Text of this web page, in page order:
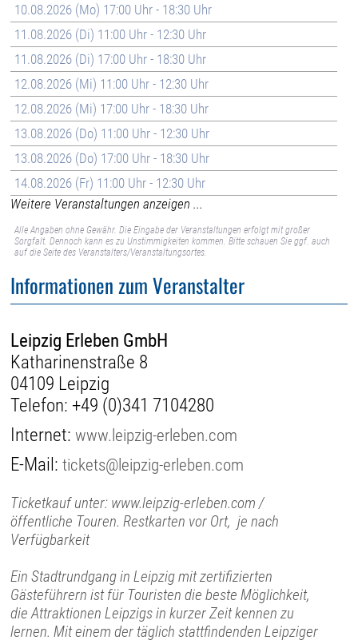
10.08.2026 (Mo) 17:00 Uhr - 18:30 Uhr
11.08.2026 (Di) 11:00 Uhr - 12:30 Uhr
11.08.2026 (Di) 17:00 Uhr - 18:30 Uhr
12.08.2026 (Mi) 11:00 Uhr - 12:30 Uhr
12.08.2026 (Mi) 17:00 Uhr - 18:30 Uhr
13.08.2026 (Do) 11:00 Uhr - 12:30 Uhr
13.08.2026 (Do) 17:00 Uhr - 18:30 Uhr
14.08.2026 (Fr) 11:00 Uhr - 12:30 Uhr
Weitere Veranstaltungen anzeigen ...
Alle Angaben ohne Gewähr. Die Eingabe der Veranstaltungen erfolgt mit großer
Sorgfalt. Dennoch kann es zu Unstimmigkeiten kommen. Bitte schauen Sie ggf. auch
auf die Seite des Veranstalters/Veranstaltungsortes.
Informationen zum Veranstalter
Leipzig Erleben GmbH
Katharinenstraße 8
04109 Leipzig
Telefon: +49 (0)341 7104280
Internet:www.leipzig-erleben.com
E-Mail:tickets@leipzig-erleben.com
Ticketkauf unter: www.leipzig-erleben.com /
öffentliche Touren. Restkarten vor Ort, je nach
Verfügbarkeit
Ein Stadtrundgang in Leipzig mit zertifizierten
Gästeführern ist für Touristen die beste Möglichkeit,
die Attraktionen Leipzigs in kurzer Zeit kennen zu
lernen. Mit einem der täglich stattfindenden Leipziger